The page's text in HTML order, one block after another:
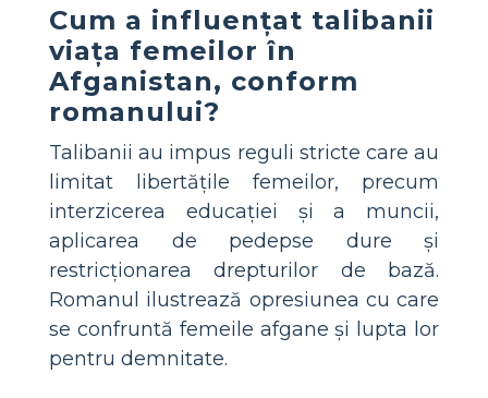
Cum a influențat talibanii
viața femeilor în
Afganistan, conform
romanului?
Talibanii au impus reguli stricte care au
limitat libertățile femeilor, precum
interzicerea educației și a muncii,
aplicarea de pedepse dure și
restricționarea drepturilor de bază.
Romanul ilustrează opresiunea cu care
se confruntă femeile afgane și lupta lor
pentru demnitate.